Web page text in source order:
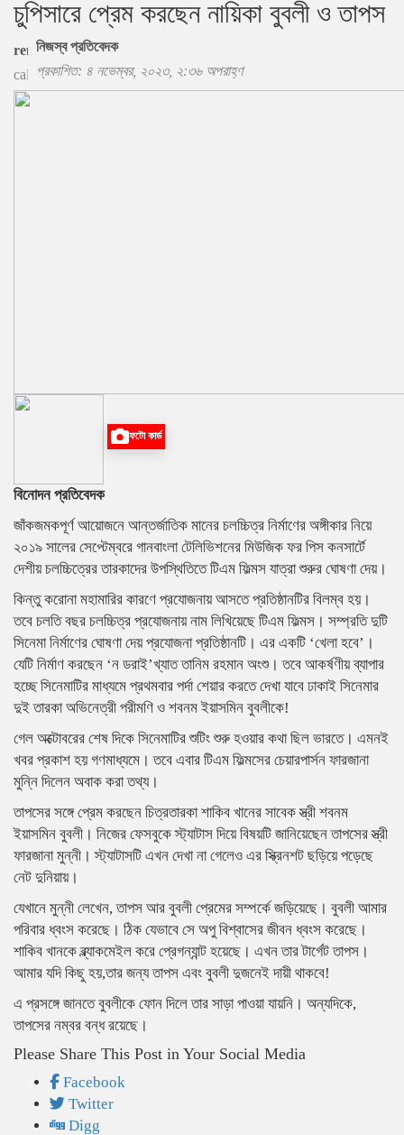
চুপিসারে প্রেম করছেন নায়িকা বুবলী ও তাপস
নিজস্ব প্রতিবেদক
প্রকাশিত: ৪ নভেম্বর, ২০২৩, ২:৩৬ অপরাহ্ণ
ফটো কার্ড
বিনোদন প্রতিবেদক
জাঁকজমকপূর্ণ আয়োজনে আন্তর্জাতিক মানের চলচ্চিত্র নির্মাণের অঙ্গীকার নিয়ে
২০১৯ সালের সেপ্টেম্বরে গানবাংলা টেলিভিশনের মিউজিক ফর পিস কনসার্টে
দেশীয় চলচ্চিত্রের তারকাদের উপস্থিতিতে টিএম ফিল্মস যাত্রা শুরুর ঘোষণা দেয়।
কিন্তু করোনা মহামারির কারণে প্রযোজনায় আসতে প্রতিষ্ঠানটির বিলম্ব হয়।
তবে চলতি বছর চলচ্চিত্র প্রযোজনায় নাম লিখিয়েছে টিএম ফিল্মস। সম্প্রতি দুটি
সিনেমা নির্মাণের ঘোষণা দেয় প্রযোজনা প্রতিষ্ঠানটি। এর একটি ‘খেলা হবে’।
যেটি নির্মাণ করছেন ‘ন ডরাই’খ্যাত তানিম রহমান অংশু। তবে আকর্ষণীয় ব্যাপার
হচ্ছে সিনেমাটির মাধ্যমে প্রথমবার পর্দা শেয়ার করতে দেখা যাবে ঢাকাই সিনেমার
দুই তারকা অভিনেত্রী পরীমণি ও শবনম ইয়াসমিন বুবলীকে!
গেল অক্টোবরের শেষ দিকে সিনেমাটির শুটিং শুরু হওয়ার কথা ছিল ভারতে। এমনই
খবর প্রকাশ হয় গণমাধ্যমে। তবে এবার টিএম ফিল্মসের চেয়ারপার্সন ফারজানা
মুন্নি দিলেন অবাক করা তথ্য।
তাপসের সঙ্গে প্রেম করছেন চিত্রতারকা শাকিব খানের সাবেক স্ত্রী শবনম
ইয়াসমিন বুবলী। নিজের ফেসবুকে স্ট্যাটাস দিয়ে বিষয়টি জানিয়েছেন তাপসের স্ত্রী
ফারজানা মুন্নী। স্ট্যাটাসটি এখন দেখা না গেলেও এর স্ক্রিনশট ছড়িয়ে পড়েছে
নেট দুনিয়ায়।
যেখানে মুন্নী লেখেন, তাপস আর বুবলী প্রেমের সম্পর্কে জড়িয়েছে। বুবলী আমার
পরিবার ধ্বংস করেছে। ঠিক যেভাবে সে অপু বিশ্বাসের জীবন ধ্বংস করেছে।
শাকিব খানকে ব্ল্যাকমেইল করে প্রেগন্যান্ট হয়েছে। এখন তার টার্গেট তাপস।
আমার যদি কিছু হয়,তার জন্য তাপস এবং বুবলী দুজনেই দায়ী থাকবে!
এ প্রসঙ্গে জানতে বুবলীকে ফোন দিলে তার সাড়া পাওয়া যায়নি। অন্যদিকে,
তাপসের নম্বর বন্ধ রয়েছে।
Please Share This Post in Your Social Media
Facebook
Twitter
Digg